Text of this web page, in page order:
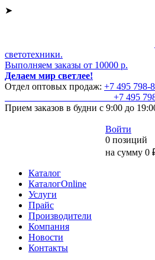
➤
светотехники.
Выполняем заказы от 10000 р.
Делаем мир светлее!
Отдел оптовых продаж: +7 495 798-
+7 495
Прием заказов в будни с 9:00 до
Войти
0 позиций
на сумму 0
Каталог
КаталогOnline
Услуги
Прайс
Производители
Компания
Новости
Контакты